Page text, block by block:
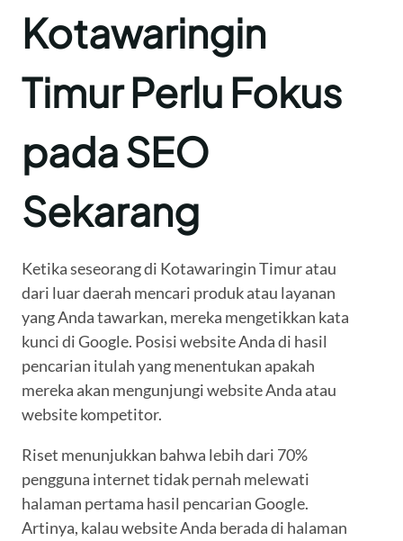
Kotawaringin
Timur Perlu Fokus
pada SEO
Sekarang
Ketika seseorang di Kotawaringin Timur atau
dari luar daerah mencari produk atau layanan
yang Anda tawarkan, mereka mengetikkan kata
kunci di Google. Posisi website Anda di hasil
pencarian itulah yang menentukan apakah
mereka akan mengunjungi website Anda atau
website kompetitor.
Riset menunjukkan bahwa lebih dari 70%
pengguna internet tidak pernah melewati
halaman pertama hasil pencarian Google.
Artinya, kalau website Anda berada di halaman